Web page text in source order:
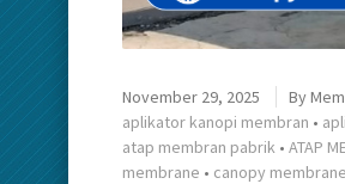
November 29, 2025 By
aplikator kanopi membran •
atap membran pabrik • ATAP
membrane • canopy